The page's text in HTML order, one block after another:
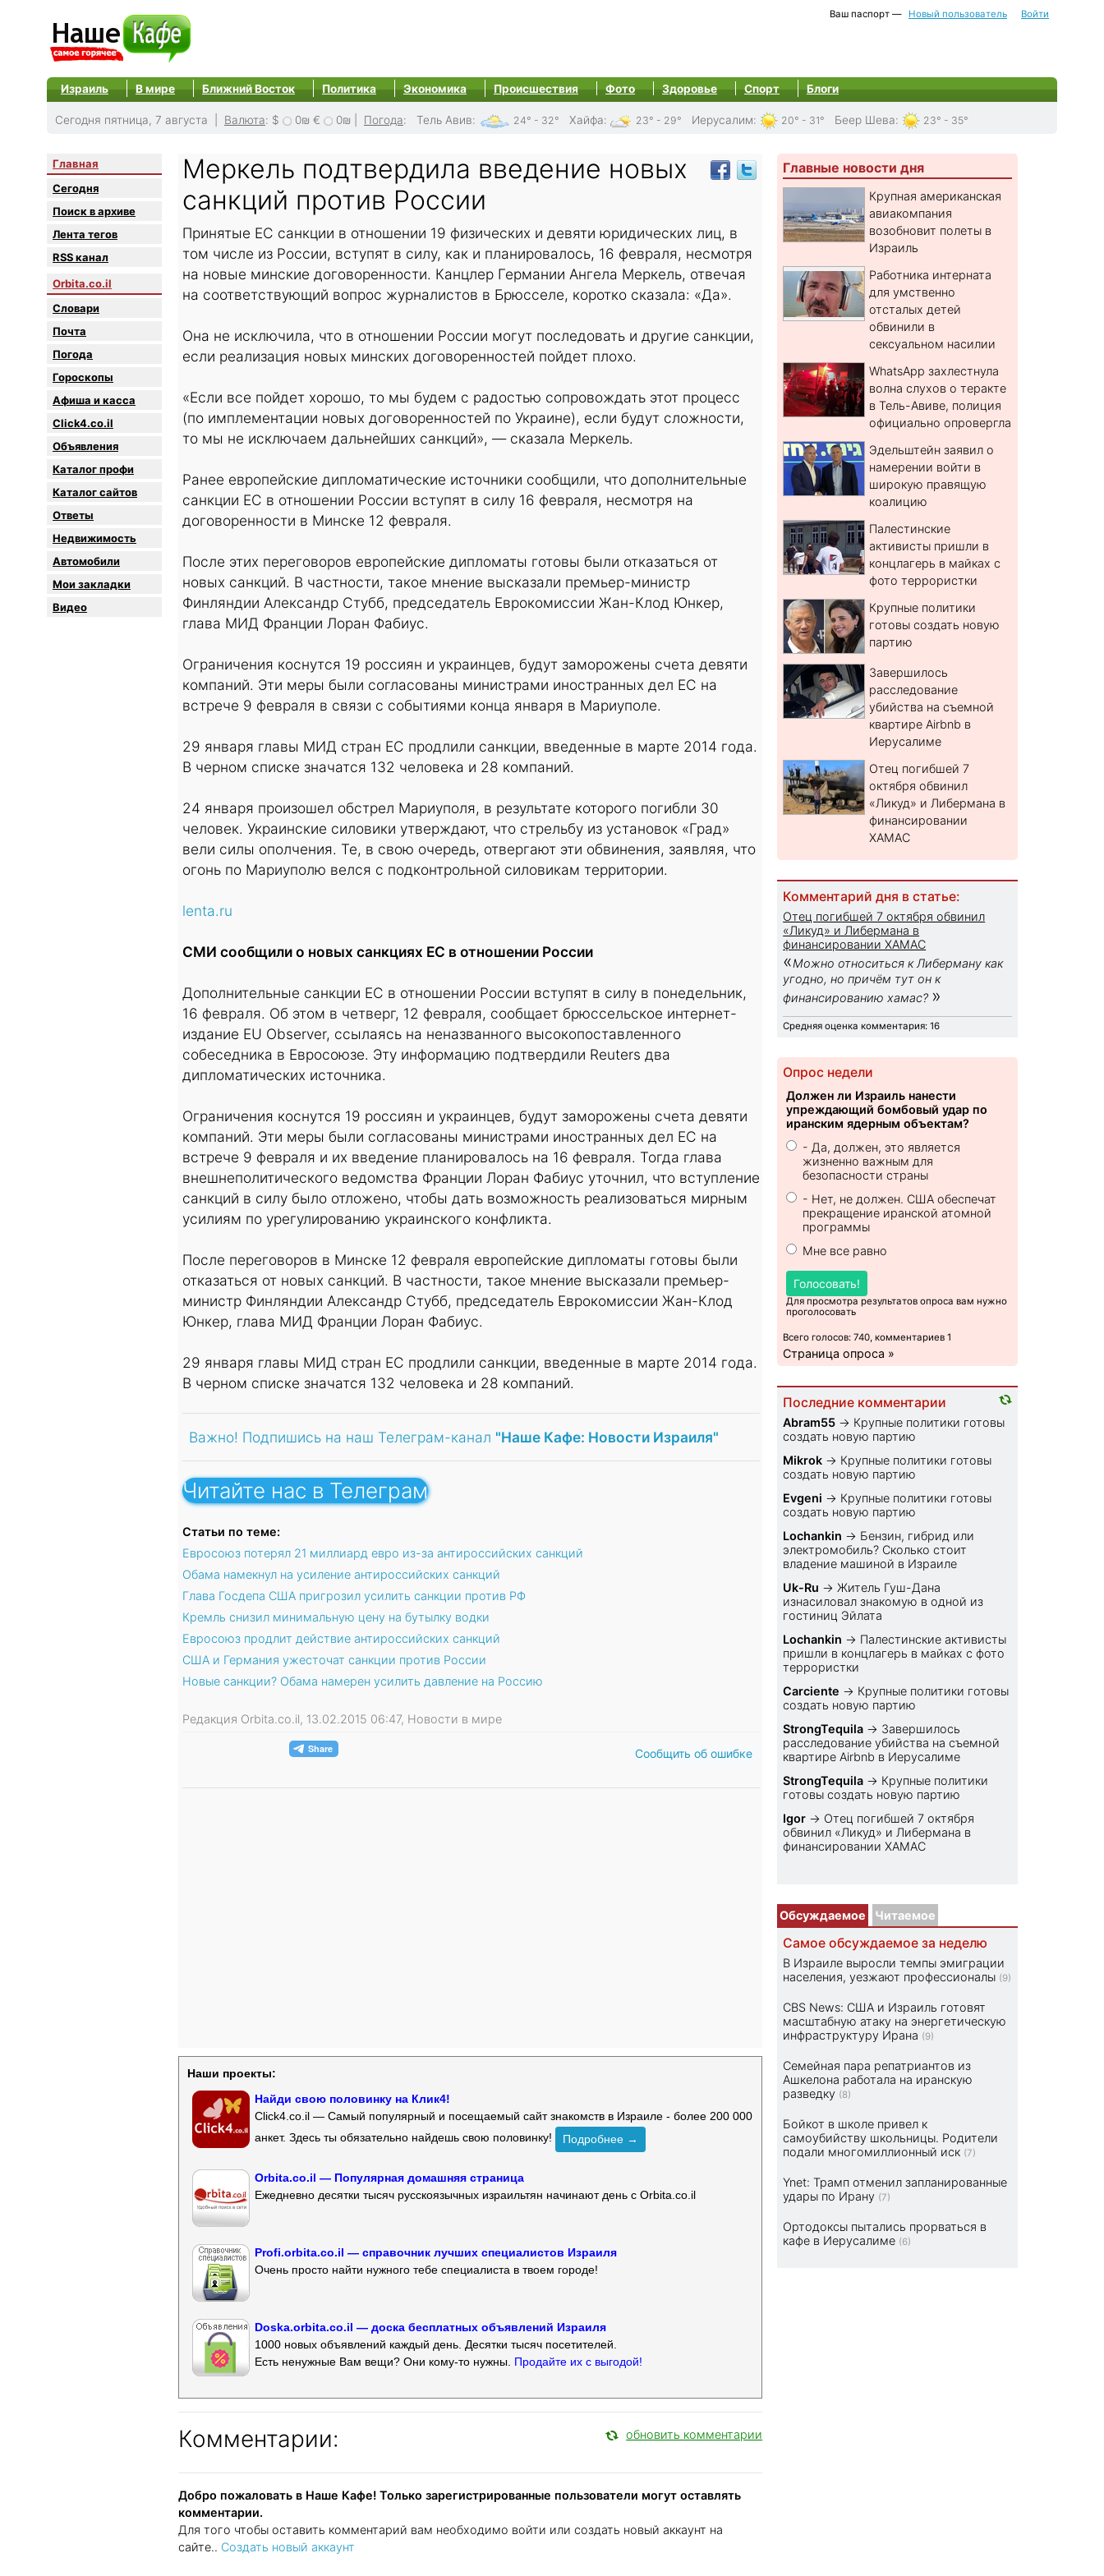
Ваш паспорт — Новый пользователь Войти
Израиль В мире Ближний Восток Политика Экономика Происшествия Фото Здоровье Спорт Блоги
Сегодня пятница, 7 августа | Валюта: $ 0₪ € 0₪ Погода: Тель Авив: 24° - 32° Хайфа: 23° - 29° Иерусалим: 20° - 31° Беер Шева: 23° - 35°
Главная
Сегодня
Поиск в архиве
Лента тегов
RSS канал
Orbita.co.il
Словари
Почта
Погода
Гороскопы
Афиша и касса
Click4.co.il
Объявления
Каталог профи
Каталог сайтов
Oтветы
Недвижимость
Автомобили
Мои закладки
Видео
Меркель подтвердила введение новых
санкций против России
Принятые ЕС санкции в отношении 19 физических и девяти юридических лиц, в
том числе из России, вступят в силу, как и планировалось, 16 февраля, несмотря
на новые минские договоренности. Канцлер Германии Ангела Меркель, отвечая
на соответствующий вопрос журналистов в Брюсселе, коротко сказала: «Да».
Она не исключила, что в отношении России могут последовать и другие санкции,
если реализация новых минских договоренностей пойдет плохо.
«Если все пойдет хорошо, то мы будем с радостью сопровождать этот процесс
(по имплементации новых договоренностей по Украине), если будут сложности,
то мы не исключаем дальнейших санкций», — сказала Меркель.
Ранее европейские дипломатические источники сообщили, что дополнительные
санкции ЕС в отношении России вступят в силу 16 февраля, несмотря на
договоренности в Минске 12 февраля.
После этих переговоров европейские дипломаты готовы были отказаться от
новых санкций. В частности, такое мнение высказали премьер-министр
Финляндии Александр Стубб, председатель Еврокомиссии Жан-Клод Юнкер,
глава МИД Франции Лоран Фабиус.
Ограничения коснутся 19 россиян и украинцев, будут заморожены счета девяти
компаний. Эти меры были согласованы министрами иностранных дел ЕС на
встрече 9 февраля в связи с событиями конца января в Мариуполе.
29 января главы МИД стран ЕС продлили санкции, введенные в марте 2014 года.
В черном списке значатся 132 человека и 28 компаний.
24 января произошел обстрел Мариуполя, в результате которого погибли 30
человек. Украинские силовики утверждают, что стрельбу из установок «Град»
вели силы ополчения. Те, в свою очередь, отвергают эти обвинения, заявляя, что
огонь по Мариуполю велся с подконтрольной силовикам территории.
lenta.ru
СМИ сообщили о новых санкциях ЕС в отношении России
Дополнительные санкции ЕС в отношении России вступят в силу в понедельник,
16 февраля. Об этом в четверг, 12 февраля, сообщает брюссельское интернет-
издание EU Observer, ссылаясь на неназванного высокопоставленного
собеседника в Евросоюзе. Эту информацию подтвердили Reuters два
дипломатических источника.
Ограничения коснутся 19 россиян и украинцев, будут заморожены счета девяти
компаний. Эти меры были согласованы министрами иностранных дел ЕС на
встрече 9 февраля и их введение планировалось на 16 февраля. Тогда глава
внешнеполитического ведомства Франции Лоран Фабиус уточнил, что вступление
санкций в силу было отложено, чтобы дать возможность реализоваться мирным
усилиям по урегулированию украинского конфликта.
После переговоров в Минске 12 февраля европейские дипломаты готовы были
отказаться от новых санкций. В частности, такое мнение высказали премьер-
министр Финляндии Александр Стубб, председатель Еврокомиссии Жан-Клод
Юнкер, глава МИД Франции Лоран Фабиус.
29 января главы МИД стран ЕС продлили санкции, введенные в марте 2014 года.
В черном списке значатся 132 человека и 28 компаний.
Важно! Подпишись на наш Телеграм-канал "Наше Кафе: Новости Израиля"
Читайте нас в Телеграм
Статьи по теме:
Евросоюз потерял 21 миллиард евро из-за антироссийских санкций
Обама намекнул на усиление антироссийских санкций
Глава Госдепа США пригрозил усилить санкции против РФ
Кремль снизил минимальную цену на бутылку водки
Евросоюз продлит действие антироссийских санкций
США и Германия ужесточат санкции против России
Новые санкции? Обама намерен усилить давление на Россию
Редакция Orbita.co.il, 13.02.2015 06:47, Новости в мире
Сообщить об ошибке
Наши проекты:
Найди свою половинку на Клик4!
Click4.co.il — Самый популярный и посещаемый сайт знакомств в Израиле - более 200 000
анкет. Здесь ты обязательно найдешь свою половинку!
Подробнее →
Orbita.co.il — Популярная домашняя страница
Ежедневно десятки тысяч русскоязычных израильтян начинают день с Orbita.co.il
Profi.orbita.co.il — справочник лучших специалистов Израиля
Очень просто найти нужного тебе специалиста в твоем городе!
Doska.orbita.co.il — доска бесплатных объявлений Израиля
1000 новых объявлений каждый день. Десятки тысяч посетителей.
Есть ненужные Вам вещи? Они кому-то нужны. Продайте их с выгодой!
Комментарии: обновить комментарии
Добро пожаловать в Наше Кафе! Только зарегистрированные пользователи могут оставлять
комментарии.
Для того чтобы оставить комментарий вам необходимо войти или создать новый аккаунт на
сайте.. Создать новый аккаунт
Главные новости дня
Крупная американская
авиакомпания
возобновит полеты в
Израиль
Работника интерната
для умственно
отсталых детей
обвинили в
сексуальном насилии
WhatsApp захлестнула
волна слухов о теракте
в Тель-Авиве, полиция
официально опровергла
Эдельштейн заявил о
намерении войти в
широкую правящую
коалицию
Палестинские
активисты пришли в
концлагерь в майках с
фото террористки
Крупные политики
готовы создать новую
партию
Завершилось
расследование
убийства на съемной
квартире Airbnb в
Иерусалиме
Отец погибшей 7
октября обвинил
«Ликуд» и Либермана в
финансировании
ХАМАС
Комментарий дня в статье:
Отец погибшей 7 октября обвинил
«Ликуд» и Либермана в
финансировании ХАМАС
«Можно относиться к Либерману как
угодно, но причём тут он к
финансированию хамас? »
Средняя оценка комментария: 16
Опрос недели
Должен ли Израиль нанести
упреждающий бомбовый удар по
иранским ядерным объектам?
- Да, должен, это является
жизненно важным для
безопасности страны
- Нет, не должен. США обеспечат
прекращение иранской атомной
программы
Мне все равно
Голосовать!
Для просмотра результатов опроса вам нужно
проголосовать
Всего голосов: 740, комментариев 1
Страница опроса »
Последние комментарии
Abram55 → Крупные политики готовы
создать новую партию
Mikrok → Крупные политики готовы
создать новую партию
Evgeni → Крупные политики готовы
создать новую партию
Lochankin → Бензин, гибрид или
электромобиль? Cколько стоит
владение машиной в Израиле
Uk-Ru → Житель Гуш-Дана
изнасиловал знакомую в одной из
гостиниц Эйлата
Lochankin → Палестинские активисты
пришли в концлагерь в майках с фото
террористки
Carciente → Крупные политики готовы
создать новую партию
StrongTequila → Завершилось
расследование убийства на съемной
квартире Airbnb в Иерусалиме
StrongTequila → Крупные политики
готовы создать новую партию
Igor → Отец погибшей 7 октября
обвинил «Ликуд» и Либермана в
финансировании ХАМАС
Обсуждаемое Читаемое
Самое обсуждаемое за неделю
В Израиле выросли темпы эмиграции
населения, уезжают профессионалы (9)
CBS News: США и Израиль готовят
масштабную атаку на энергетическую
инфраструктуру Ирана (9)
Семейная пара репатриантов из
Ашкелона работала на иранскую
разведку (8)
Бойкот в школе привел к
самоубийству школьницы. Родители
подали многомиллионный иск (7)
Ynet: Трамп отменил запланированные
удары по Ирану (7)
Ортодоксы пытались прорваться в
кафе в Иерусалиме (6)